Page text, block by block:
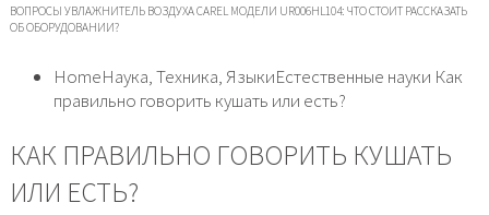
ВОПРОСЫ УВЛАЖНИТЕЛЬ ВОЗДУХА CAREL МОДЕЛИ UR006HL104: ЧТО СТОИТ РАССКАЗАТЬ
ОБ ОБОРУДОВАНИИ?
HomeНаука, Техника, ЯзыкиЕстественные науки Как
правильно говорить кушать или есть?
КАК ПРАВИЛЬНО ГОВОРИТЬ КУШАТЬ
ИЛИ ЕСТЬ?